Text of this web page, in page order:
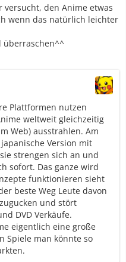
den Anime etwas
wenn das natürlich leichter
überraschen^^
Plattformen nutzen
weltweit gleichzeitig
Web) ausstrahlen. Am
Version mit
strengen sich an und
sofort. Das ganze wird
funktionieren sieht
beste Weg Leute davon
und stört
DVD Verkäufe.
eigentlich eine große
Spiele man könnte so